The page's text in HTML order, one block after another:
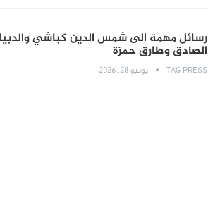
رسائل مهمة الى شمس الدين كباشي
الصادق وطارق حمزة
TAG PRESS يونيو 28, 2026